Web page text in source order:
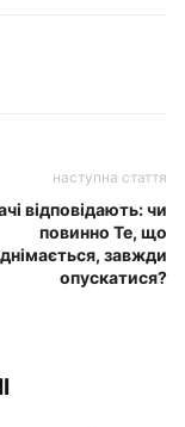
наступна стаття
відповідають: чи
повинно Те, що
завжди
опускатися?